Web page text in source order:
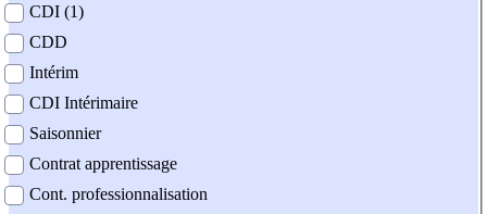
contrat
CDI (1)
CDD
Intérim
CDI Intérimaire
Saisonnier
Contrat apprentissage
Cont. professionnalisation